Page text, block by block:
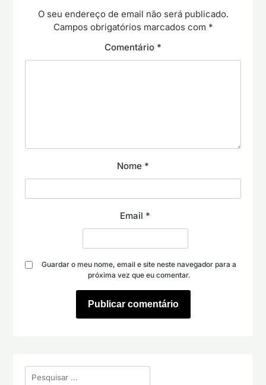
O seu endereço de email não será publicado.
Campos obrigatórios marcados com *
Comentário *
Nome *
Email *
Guardar o meu nome, email e site neste navegador para a
próxima vez que eu comentar.
Pesquisar